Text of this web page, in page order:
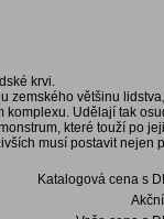
krvi.
zemského většinu
Udělají tak
které touží po
musí postavit nejen
Katalogová cena s